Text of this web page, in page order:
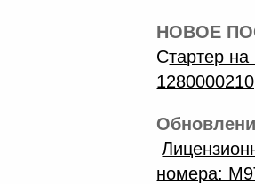
НОВОЕ
Стартер
номера: